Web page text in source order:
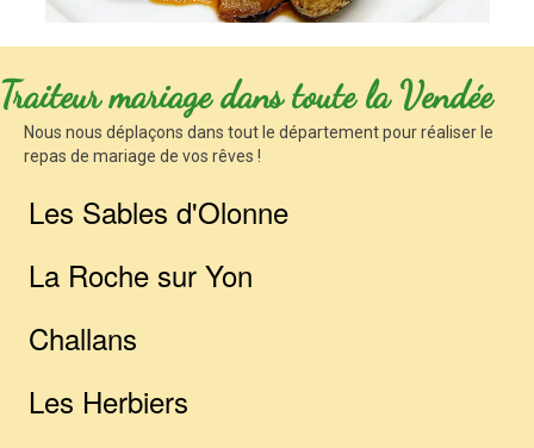
Traiteur mariage dans toute la Vendée
Nous nous déplaçons dans tout le département pour réaliser le
repas de mariage de vos rêves !
Les Sables d'Olonne
La Roche sur Yon
Challans
Les Herbiers